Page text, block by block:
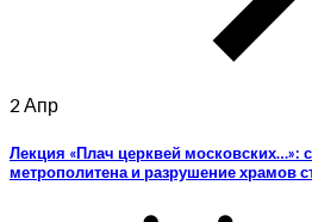
2 Апр
Лекция «Плач церквей московских…»:
метрополитена и разрушение храмов